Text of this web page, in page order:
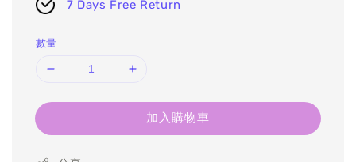
7 Days Free Return
數量
加入購物車